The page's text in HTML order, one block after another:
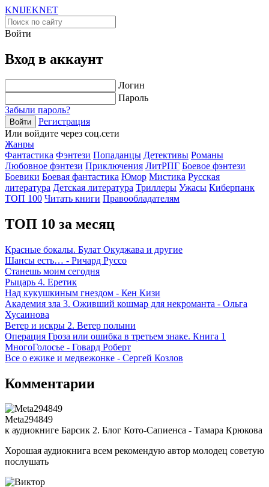
KNIJEKNET
Войти
Вход в аккаунт
Логин
Пароль
Забыли пароль?
Войти
Регистрация
Или войдите через соц.сети
Жанры
Фантастика Фэнтези Попаданцы Детективы Романы
Любовное фэнтези Приключения ЛитРПГ Боевое фэнтези
Боевики Боевая фантастика Юмор Мистика Русская
литература Детская литература Триллеры Ужасы Киберпанк
ТОП 100 Читать книги Правообладателям
ТОП 10 за месяц
Красные бокалы. Булат Окуджава и другие
Шансы есть… - Ричард Руссо
Станешь моим сегодня
Рыцарь 4. Еретик
Над кукушкиным гнездом - Кен Кизи
Академия зла 3. Оживший кошмар для некроманта - Ольга
Хусаинова
Ветер и искры 2. Ветер полыни
Операция Гроза или ошибка в третьем знаке. Книга 1
МногоГолосье - Говард Роберт
Все о ежике и медвежонке - Сергей Козлов
Комментарии
Meta294849
к аудиокниге Барсик 2. Блог Кото-Сапиенса - Тамара Крюкова
Хорошая аудиокнига всем рекомендую автор молодец советую
послушать